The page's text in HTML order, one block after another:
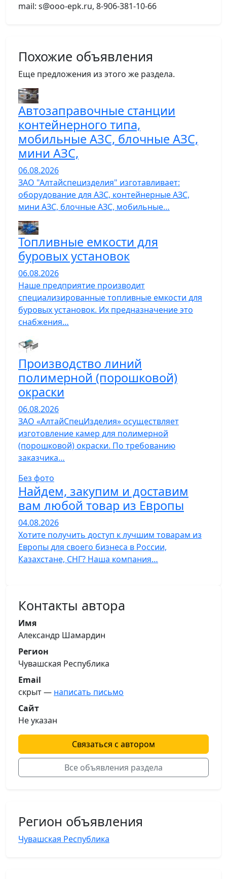
mail: s@ooo-epk.ru, 8-906-381-10-66
Похожие объявления
Еще предложения из этого же раздела.
Автозаправочные станции
контейнерного типа,
мобильные АЗС, блочные АЗС,
мини АЗС,
06.08.2026
ЗАО "Алтайспецизделия" изготавливает:
оборудование для АЗС, контейнерные АЗС,
мини АЗС, блочные АЗС, мобильные…
Топливные емкости для
буровых установок
06.08.2026
Наше предприятие производит
специализированные топливные емкости для
буровых установок. Их предназначение это
снабжения…
Производство линий
полимерной (порошковой)
окраски
06.08.2026
ЗАО «АлтайСпецИзделия» осуществляет
изготовление камер для полимерной
(порошковой) окраски. По требованию
заказчика…
Без фото
Найдем, закупим и доставим
вам любой товар из Европы
04.08.2026
Хотите получить доступ к лучшим товарам из
Европы для своего бизнеса в России,
Казахстане, СНГ? Наша компания…
Контакты автора
Имя
Александр Шамардин
Регион
Чувашская Республика
Email
скрыт — написать письмо
Сайт
Не указан
Связаться с автором
Все объявления раздела
Регион объявления
Чувашская Республика